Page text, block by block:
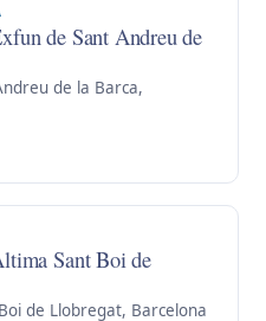
de Sant Andreu de
de la Barca,
Sant Boi de
de Llobregat, Barcelona